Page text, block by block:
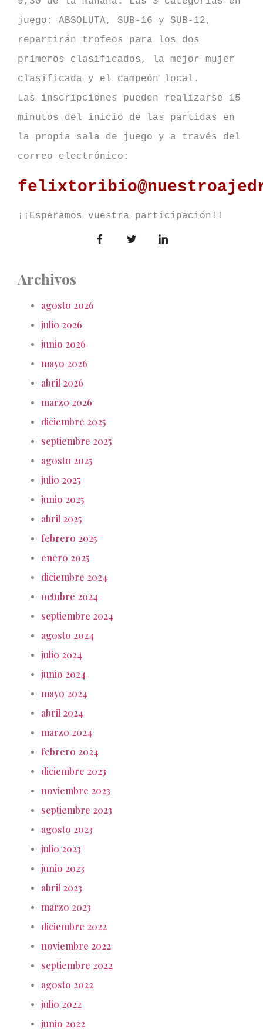
juego: ABSOLUTA, SUB-16 y SUB-12,
repartirán trofeos para los dos
primeros clasificados, la mejor mujer
clasificada y el campeón local.
Las inscripciones pueden realizarse 15
minutos del inicio de las partidas en
la propia sala de juego y a través del
correo electrónico:
¡¡Esperamos vuestra participación!!
Archivos
agosto 2026
julio 2026
junio 2026
mayo 2026
abril 2026
marzo 2026
diciembre 2025
septiembre 2025
agosto 2025
julio 2025
junio 2025
abril 2025
febrero 2025
enero 2025
diciembre 2024
octubre 2024
septiembre 2024
agosto 2024
julio 2024
junio 2024
mayo 2024
abril 2024
marzo 2024
febrero 2024
diciembre 2023
noviembre 2023
septiembre 2023
agosto 2023
julio 2023
junio 2023
abril 2023
marzo 2023
diciembre 2022
noviembre 2022
septiembre 2022
agosto 2022
julio 2022
junio 2022